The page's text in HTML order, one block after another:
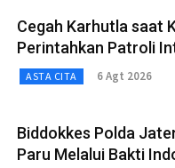
Cegah Karhutla saat
Perintahkan Patroli
ASTA CITA 6 Agt 2026
Biddokkes Polda
Paru Melalui Bakti